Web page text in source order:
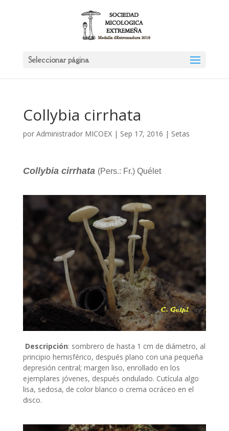
Seleccionar página
Collybia cirrhata
por Administrador MICOEX| Sep 17, 2016 | Setas
Collybia cirrhata (Pers.: Fr.) Quélet
Descripción: sombrero de hasta 1 cm de diámetro, al
principio hemisférico, después plano con una pequeña
depresión central; margen liso, enrollado en los
ejemplares jóvenes, después ondulado. Cutícula algo
lisa, sedosa, de color blanco o crema ocráceo en el
disco.